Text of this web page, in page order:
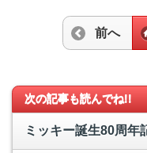
前へ
次の記事も読んでね!!
ミッキー誕生80周年